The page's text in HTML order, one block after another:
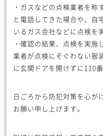
・ガスなどの点検業者を称
と電話してきた場合や、自
いるガス会社などに点検を
・確認の結果、点検を実施
業者が点検にそぐわない服
に玄関ドアを開けずに110
日ごろから防犯対策を心が
お願い申し上げます。